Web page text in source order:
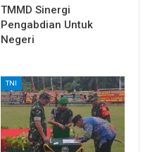
TMMD Sinergi
Pengabdian Untuk
Negeri
TNI